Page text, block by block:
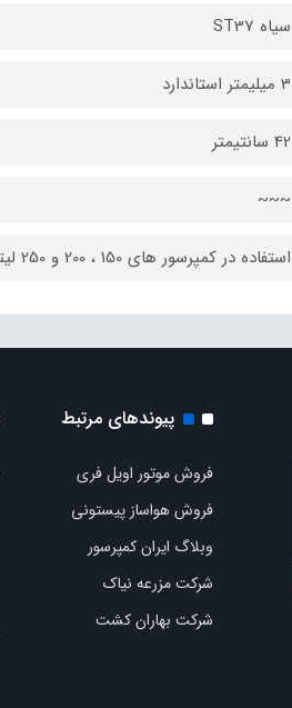
سیاه ST37
3 میلیمتر استاندارد
42 سانتیمتر
~~~
استفاده در کمپرسور های 150 ، 200 و 250 لیتری و ساخت مخازن خاص
پیوندهای مرتبط
فروش موتور اویل فری
فروش هواساز پیستونی
وبلاگ ایران کمپرسور
شرکت مزرعه نیاک
شرکت بهاران کشت